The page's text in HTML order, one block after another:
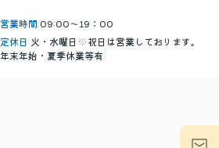
営業時間 09:00～19：00
定休日 火・水曜日※祝日は営業しております。
年末年始・夏季休業等有